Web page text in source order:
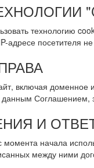
технологию
посетителя не
включая
Соглашением,
И
начала
между ними